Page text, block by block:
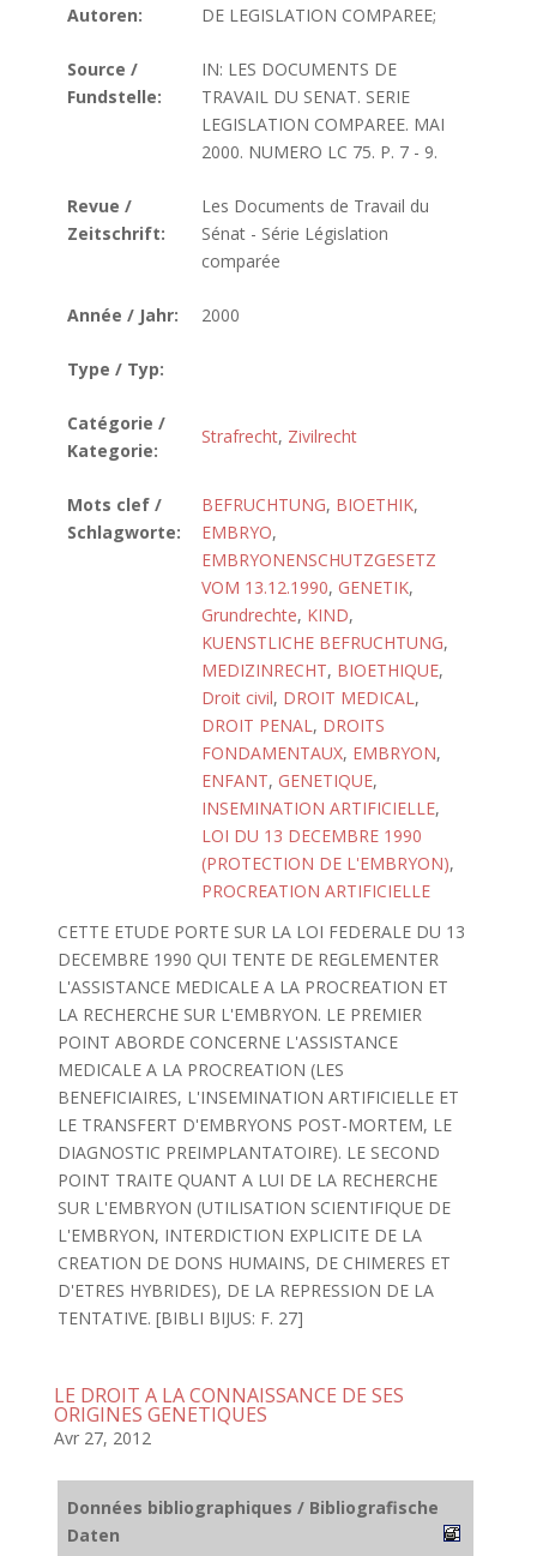
Autoren:
DE LEGISLATION COMPAREE;
Source /
Fundstelle:
IN: LES DOCUMENTS DE
TRAVAIL DU SENAT. SERIE
LEGISLATION COMPAREE. MAI
2000. NUMERO LC 75. P. 7 - 9.
Revue /
Zeitschrift:
Les Documents de Travail du
Sénat - Série Législation
comparée
Année / Jahr: 2000
Type / Typ:
Catégorie /
Kategorie:
Strafrecht, Zivilrecht
Mots clef /
Schlagworte:
BEFRUCHTUNG, BIOETHIK,
EMBRYO,
EMBRYONENSCHUTZGESETZ
VOM 13.12.1990, GENETIK,
Grundrechte, KIND,
KUENSTLICHE BEFRUCHTUNG,
MEDIZINRECHT, BIOETHIQUE,
Droit civil, DROIT MEDICAL,
DROIT PENAL, DROITS
FONDAMENTAUX, EMBRYON,
ENFANT, GENETIQUE,
INSEMINATION ARTIFICIELLE,
LOI DU 13 DECEMBRE 1990
(PROTECTION DE L'EMBRYON),
PROCREATION ARTIFICIELLE
CETTE ETUDE PORTE SUR LA LOI FEDERALE DU 13
DECEMBRE 1990 QUI TENTE DE REGLEMENTER
L'ASSISTANCE MEDICALE A LA PROCREATION ET
LA RECHERCHE SUR L'EMBRYON. LE PREMIER
POINT ABORDE CONCERNE L'ASSISTANCE
MEDICALE A LA PROCREATION (LES
BENEFICIAIRES, L'INSEMINATION ARTIFICIELLE ET
LE TRANSFERT D'EMBRYONS POST-MORTEM, LE
DIAGNOSTIC PREIMPLANTATOIRE). LE SECOND
POINT TRAITE QUANT A LUI DE LA RECHERCHE
SUR L'EMBRYON (UTILISATION SCIENTIFIQUE DE
L'EMBRYON, INTERDICTION EXPLICITE DE LA
CREATION DE DONS HUMAINS, DE CHIMERES ET
D'ETRES HYBRIDES), DE LA REPRESSION DE LA
TENTATIVE. [BIBLI BIJUS: F. 27]
LE DROIT A LA CONNAISSANCE DE SES
ORIGINES GENETIQUES
Avr 27, 2012
Données bibliographiques / Bibliografische
Daten